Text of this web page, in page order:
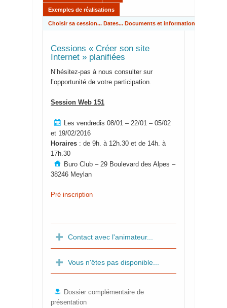
Exemples de réalisations
Choisir sa cession... Dates... Documents et informations pratiques
Cessions « Créer son site
Internet » planifiées
N’hésitez-pas à nous consulter sur
l’opportunité de votre participation.
Session Web 151
Les vendredis 08/01 – 22/01 – 05/02
et 19/02/2016
Horaires : de 9h. à 12h.30 et de 14h. à
17h.30
Buro Club – 29 Boulevard des Alpes –
38246 Meylan
Pré inscription
Contact avec l'animateur...
Vous n'êtes pas disponible...
Dossier complémentaire de
présentation